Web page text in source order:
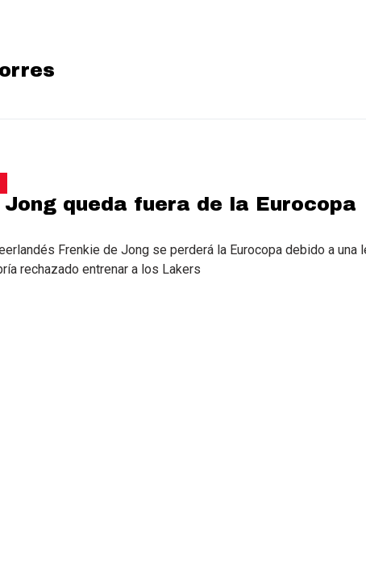
Jong queda fuera de la Eurocopa
Frenkie de Jong se perderá la Eurocopa debido a una
rechazado entrenar a los Lakers